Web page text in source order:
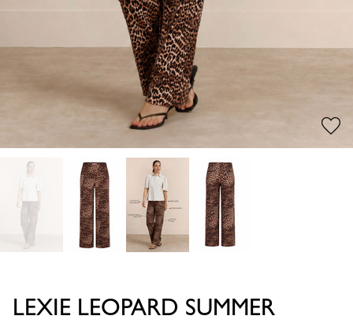
LEXIE LEOPARD SUMMER